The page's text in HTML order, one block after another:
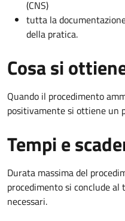
(CNS)
tutta la
della pratica.
Cosa si
Quando il procedimento
positivamente si ottiene un
Tempi e
Durata massima del
procedimento si conclude
necessari.